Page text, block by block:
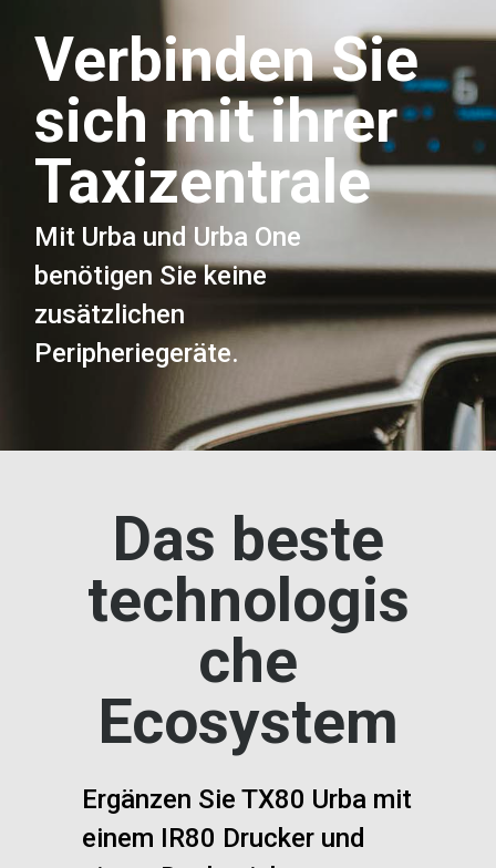
Verbinden Sie
sich mit ihrer
Taxizentrale
Mit Urba und Urba One
benötigen Sie keine
zusätzlichen
Peripheriegeräte.
Das beste
technologis
che
Ecosystem
Ergänzen Sie TX80 Urba mit
einem IR80 Drucker und